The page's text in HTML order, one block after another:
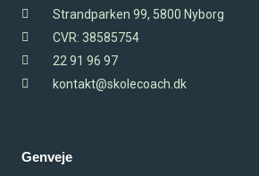
Strandparken 99, 5800 Nyborg
CVR: 38585754
22 91 96 97
kontakt@skolecoach.dk
Genveje